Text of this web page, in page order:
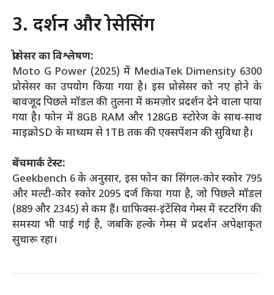
3. प्रदर्शन और प्रोसेसिंग
प्रोसेसर का विश्लेषण:
Moto G Power (2025) में MediaTek Dimensity 6300
प्रोसेसर का उपयोग किया गया है। इस प्रोसेसर को नए होने के
बावजूद पिछले मॉडल की तुलना में कमज़ोर प्रदर्शन देने वाला पाया
गया है। फोन में 8GB RAM और 128GB स्टोरेज के साथ-साथ
माइक्रोSD के माध्यम से 1TB तक की एक्सपेंशन की सुविधा है।
बेंचमार्क टेस्ट:
Geekbench 6 के अनुसार, इस फोन का सिंगल-कोर स्कोर 795
और मल्टी-कोर स्कोर 2095 दर्ज किया गया है, जो पिछले मॉडल
(889 और 2345) से कम हैं। ग्राफिक्स-इंटेंसिव गेम्स में स्टटरिंग की
समस्या भी पाई गई है, जबकि हल्के गेम्स में प्रदर्शन अपेक्षाकृत
सुचारू रहा।